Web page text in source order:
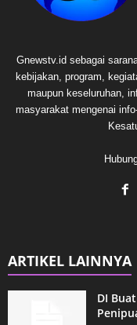
Gnewstv.id sebagai
kebijakan, program,
maupun keseluruhan,
masyarakat mengenai
ARTIKEL LAINNYA
DI